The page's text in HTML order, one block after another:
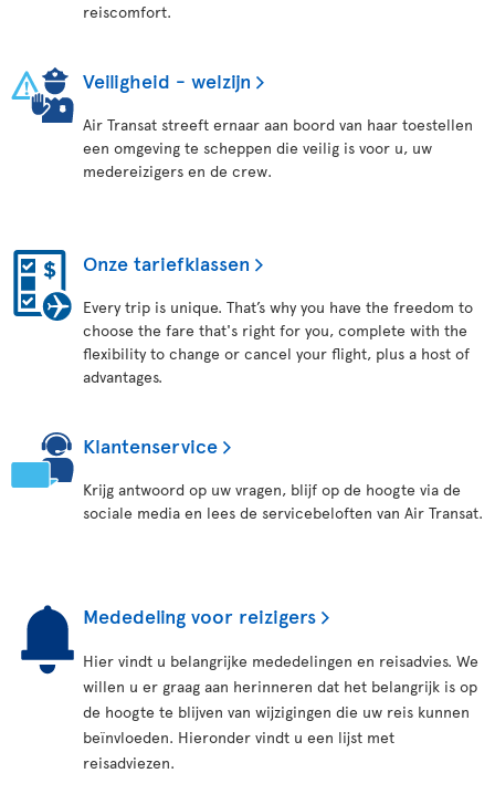
reiscomfort.
Veiligheid - welzijn
Air Transat streeft ernaar aan boord van haar toestellen
een omgeving te scheppen die veilig is voor u, uw
medereizigers en de crew.
Onze tariefklassen
Every trip is unique. That’s why you have the freedom to
choose the fare that's right for you, complete with the
flexibility to change or cancel your flight, plus a host of
advantages.
Klantenservice
Krijg antwoord op uw vragen, blijf op de hoogte via de
sociale media en lees de servicebeloften van Air Transat.
Mededeling voor reizigers
Hier vindt u belangrijke mededelingen en reisadvies. We
willen u er graag aan herinneren dat het belangrijk is op
de hoogte te blijven van wijzigingen die uw reis kunnen
beïnvloeden. Hieronder vindt u een lijst met
reisadviezen.